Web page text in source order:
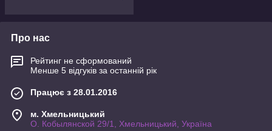
Про нас
Рейтинг не сформований
Менше 5 відгуків за останній рік
Працює з 28.01.2016
м. Хмельницький
О. Кобылянской 29/1, Хмельницький, Україна